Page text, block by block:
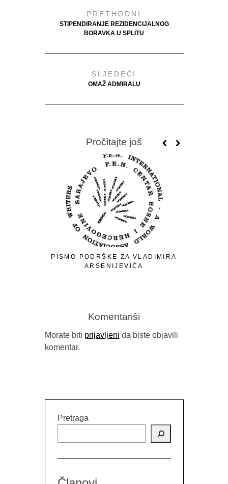
PRETHODNI
STIPENDIRANJE REZIDENCIJALNOG
BORAVKA U SPLITU
SLJEDEĆI
OMAŽ ADMIRALU
Pročitajte još
PISMO PODRŠKE ZA VLADIMIRA
ARSENIJEVIĆA
Komentariši
Morate biti prijavljeni da biste objavili
komentar.
Pretraga